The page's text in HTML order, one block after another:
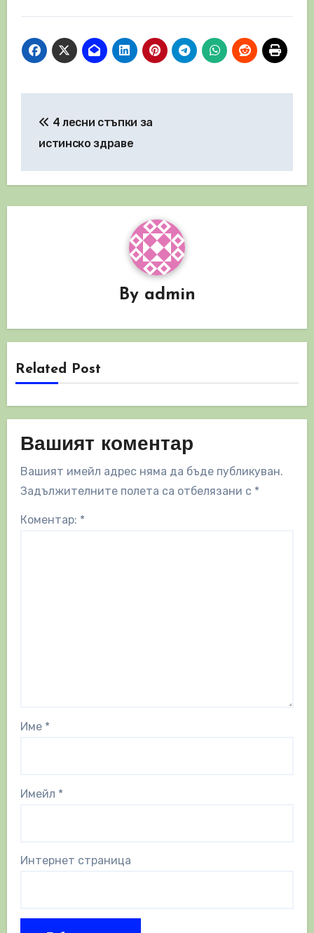
4 лесни стъпки за
истинско здраве
By admin
Related Post
Вашият коментар
Вашият имейл адрес няма да бъде публикуван.
Задължителните полета са отбелязани с *
Коментар: *
Име *
Имейл *
Интернет страница